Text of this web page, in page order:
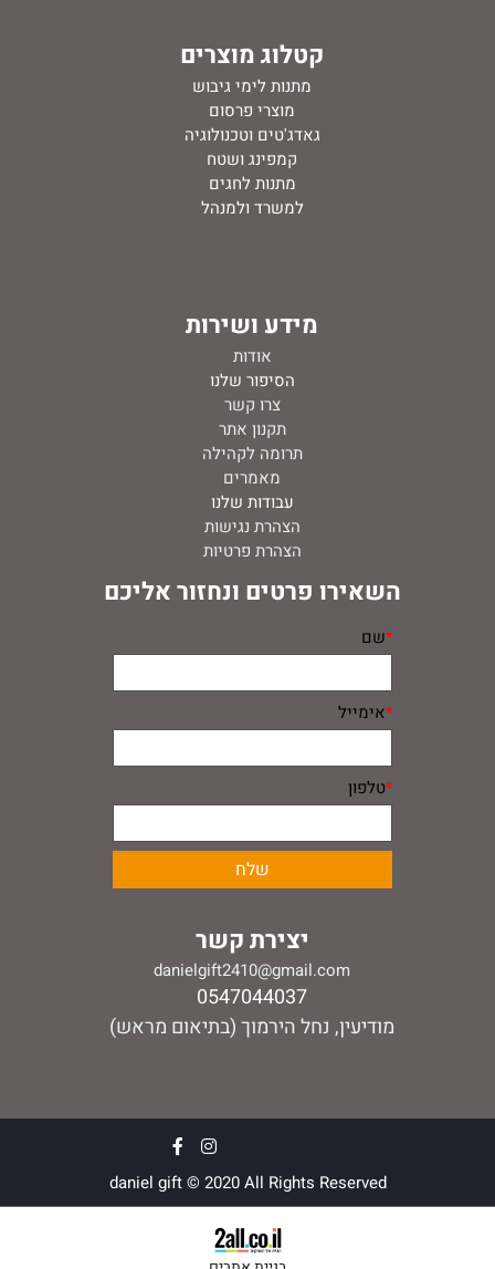
קטלוג מוצרים
מתנות לימי גיבוש
מוצרי פרסום
גאדג'טים וטכנולוגיה
קמפינג ושטח
מתנות לחגים
למשרד ולמנהל
מידע ושירות
אודות
הסיפור שלנו
צרו קשר
תקנון אתר
תרומה לקהילה
מאמרים
עבודות שלנו
הצהרת נגישות
הצהרת פרטיות
השאירו פרטים ונחזור אליכם
*שם
*אימייל
*טלפון
יצירת קשר
danielgift2410@gmail.com
0547044037
מודיעין, נחל הירמוך (בתיאום מראש)
daniel gift © 2020 All Rights Reserved